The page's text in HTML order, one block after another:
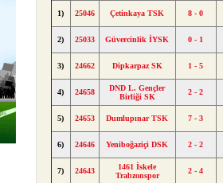
1) 25046 Çetinkaya TSK 8 - 0
2) 25033 Güvercinlik İYSK 0 - 1
3) 24662 Dipkarpaz SK 1 - 5
4) 24658
DND L. Gençler
Birliği SK
2 - 2
5) 24653 Dumlupınar TSK 7 - 3
6) 24646 Yeniboğaziçi DSK 2 - 2
7) 24643
1461 İskele
Trabzonspor
2 - 4